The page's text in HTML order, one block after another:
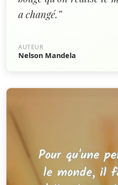
a changé.”
AUTEUR
Nelson Mandela